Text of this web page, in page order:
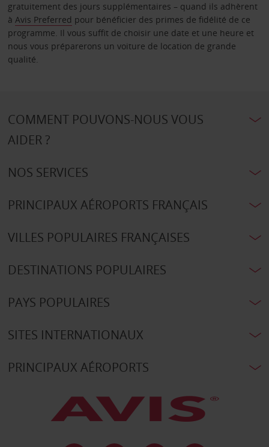
gratuitement des jours supplémentaires – quand ils adhèrent
à Avis Preferred pour bénéficier des primes de fidélité de ce
programme. Il vous suffit de choisir une date et une heure et
nous vous préparerons un voiture de location de grande
qualité.
COMMENT POUVONS-NOUS VOUS
AIDER ?
NOS SERVICES
PRINCIPAUX AÉROPORTS FRANÇAIS
VILLES POPULAIRES FRANÇAISES
DESTINATIONS POPULAIRES
PAYS POPULAIRES
SITES INTERNATIONAUX
PRINCIPAUX AÉROPORTS